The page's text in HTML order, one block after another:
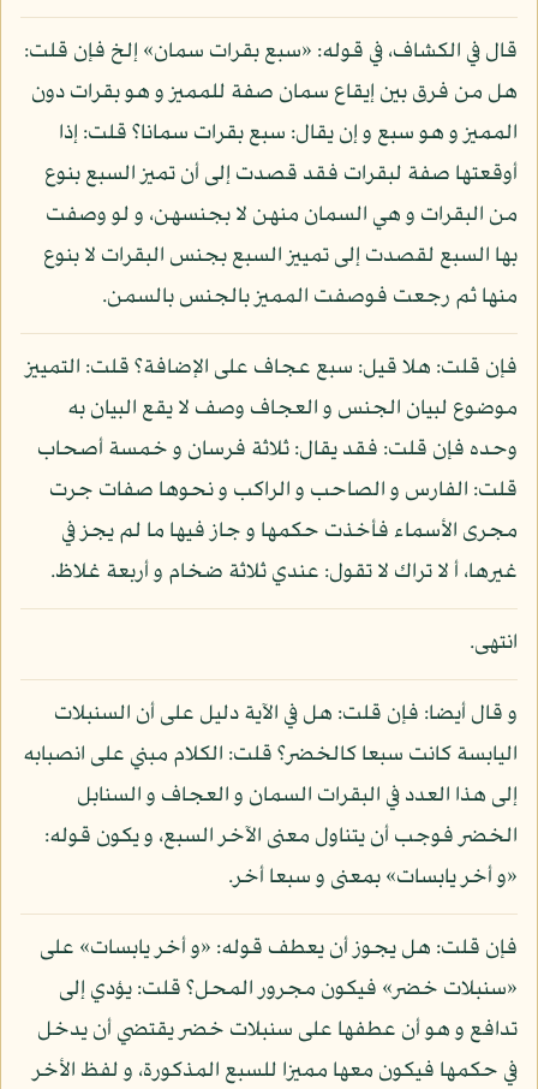
قال في الكشاف، في قوله: «سبع بقرات سمان» إلخ فإن قلت:
هل من فرق بين إيقاع سمان صفة للمميز و هو بقرات دون
المميز و هو سبع و إن يقال: سبع بقرات سمانا؟ قلت: إذا
أوقعتها صفة لبقرات فقد قصدت إلى أن تميز السبع بنوع
من البقرات و هي السمان منهن لا بجنسهن، و لو وصفت
بها السبع لقصدت إلى تمييز السبع بجنس البقرات لا بنوع
منها ثم رجعت فوصفت المميز بالجنس بالسمن.
فإن قلت: هلا قيل: سبع عجاف على الإضافة؟ قلت: التمييز
موضوع لبيان الجنس و العجاف وصف لا يقع البيان به
وحده فإن قلت: فقد يقال: ثلاثة فرسان و خمسة أصحاب
قلت: الفارس و الصاحب و الراكب و نحوها صفات جرت
مجرى الأسماء فأخذت حكمها و جاز فيها ما لم يجز في
غيرها، أ لا تراك لا تقول: عندي ثلاثة ضخام و أربعة غلاظ.
انتهى.
و قال أيضا: فإن قلت: هل في الآية دليل على أن السنبلات
اليابسة كانت سبعا كالخضر؟ قلت: الكلام مبني على انصبابه
إلى هذا العدد في البقرات السمان و العجاف و السنابل
الخضر فوجب أن يتناول معنى الآخر السبع، و يكون قوله:
«و أخر يابسات» بمعنى و سبعا أخر.
فإن قلت: هل يجوز أن يعطف قوله: «و أخر يابسات» على
«سنبلات خضر» فيكون مجرور المحل؟ قلت: يؤدي إلى
تدافع و هو أن عطفها على سنبلات خضر يقتضي أن يدخل
في حكمها فيكون معها مميزا للسبع المذكورة، و لفظ الأخر